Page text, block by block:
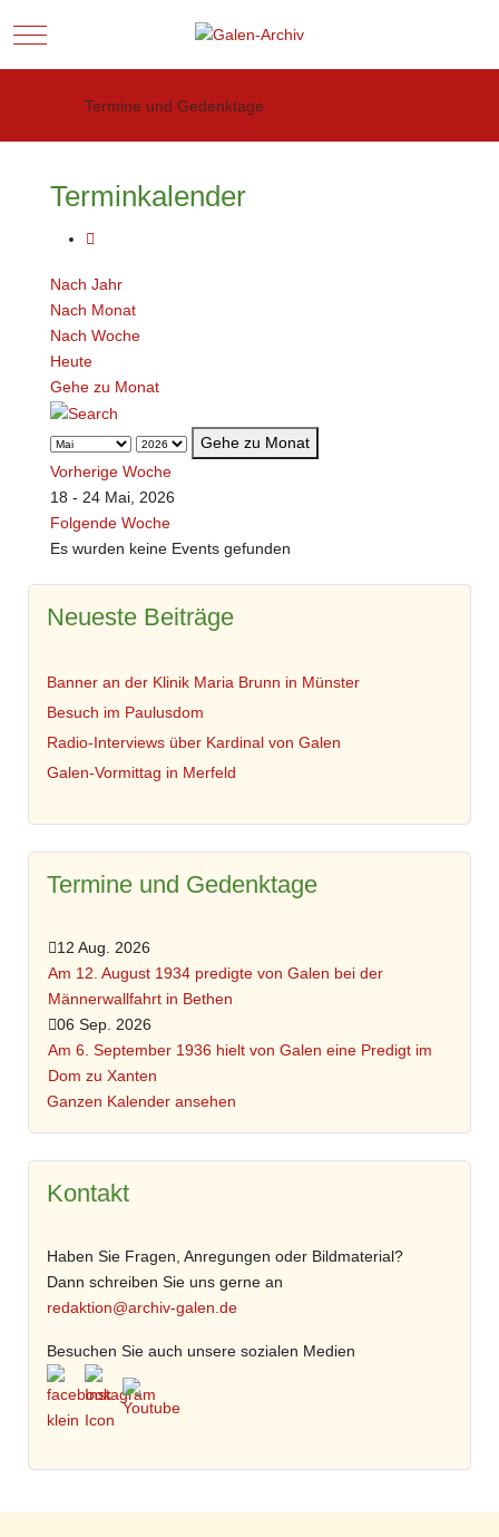
Mobile Menu Toggle
Termine und Gedenktage
Terminkalender
Nach Jahr
Nach Monat
Nach Woche
Heute
Gehe zu Monat
Gehe zu Monat
Vorherige Woche
18 - 24 Mai, 2026
Folgende Woche
Es wurden keine Events gefunden
Neueste Beiträge
Banner an der Klinik Maria Brunn in Münster
Besuch im Paulusdom
Radio-Interviews über Kardinal von Galen
Galen-Vormittag in Merfeld
Termine und Gedenktage
12 Aug. 2026
Am 12. August 1934 predigte von Galen bei der
Männerwallfahrt in Bethen
06 Sep. 2026
Am 6. September 1936 hielt von Galen eine Predigt im
Dom zu Xanten
Ganzen Kalender ansehen
Kontakt
Haben Sie Fragen, Anregungen oder Bildmaterial?
Dann schreiben Sie uns gerne an
redaktion@archiv-galen.de
Besuchen Sie auch unsere sozialen Medien